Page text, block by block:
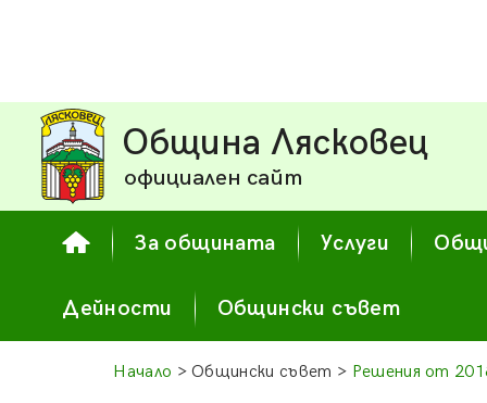
Община Лясковец
официален сайт
За общината Услуги
Дейности Общински съвет
Начало > Общински съвет > Решения от